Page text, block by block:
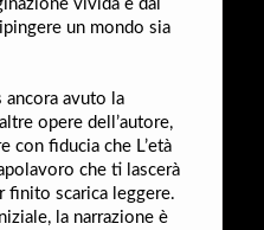
vivida e dal
un mondo sia
ancora avuto la
opere dell’autore,
con fiducia che L’età
che ti lascerà
finito scarica leggere.
la narrazione è